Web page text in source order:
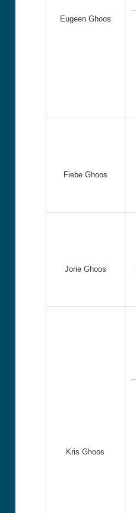
Eugeen Ghoos
Fiebe Ghoos
Jorie Ghoos
Kris Ghoos